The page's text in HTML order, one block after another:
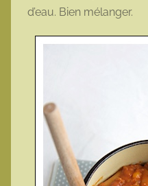
d’eau. Bien mélanger.